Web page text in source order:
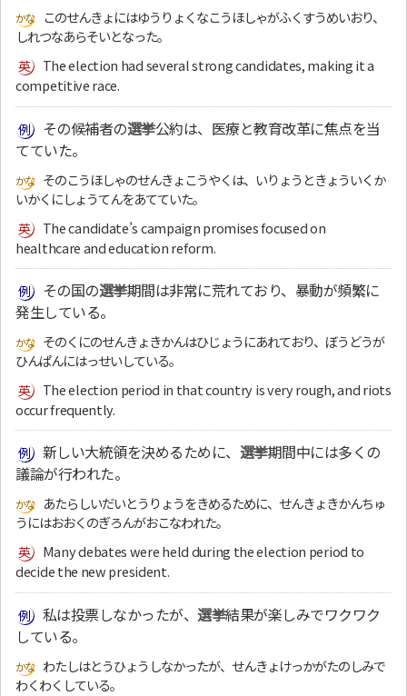
このせんきょにはゆうりょくなこうほしゃがふくすうめいおり、
しれつなあらそいとなった。
The election had several strong candidates, making it a
competitive race.
その候補者の選挙公約は、医療と教育改革に焦点を当
てていた。
そのこうほしゃのせんきょこうやくは、いりょうときょういくか
いかくにしょうてんをあてていた。
The candidate’s campaign promises focused on
healthcare and education reform.
その国の選挙期間は非常に荒れており、暴動が頻繁に
発生している。
そのくにのせんきょきかんはひじょうにあれており、ぼうどうが
ひんぱんにはっせいしている。
The election period in that country is very rough, and riots
occur frequently.
新しい大統領を決めるために、 選挙期間中には多くの
議論が行われた。
あたらしいだいとうりょうをきめるために、せんきょきかんちゅ
うにはおおくのぎろんがおこなわれた。
Many debates were held during the election period to
decide the new president.
私は投票しなかったが、 選挙結果が楽しみでワクワク
している。
わたしはとうひょうしなかったが、せんきょけっかがたのしみで
わくわくしている。